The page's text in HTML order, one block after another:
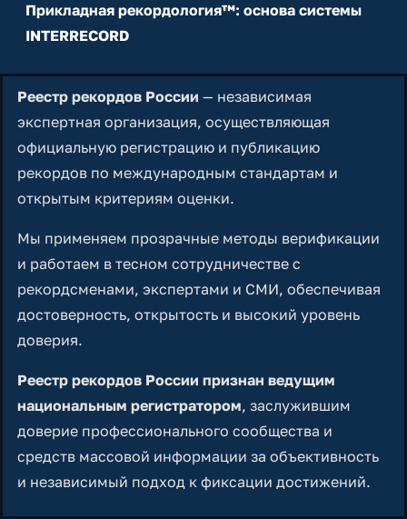
Прикладная рекордология™: основа системы
INTERRECORD
Реестр рекордов России — независимая
экспертная организация, осуществляющая
официальную регистрацию и публикацию
рекордов по международным стандартам и
открытым критериям оценки.
Мы применяем прозрачные методы верификации
и работаем в тесном сотрудничестве с
рекордсменами, экспертами и СМИ, обеспечивая
достоверность, открытость и высокий уровень
доверия.
Реестр рекордов России признан ведущим
национальным регистратором, заслужившим
доверие профессионального сообщества и
средств массовой информации за объективность
и независимый подход к фиксации достижений.